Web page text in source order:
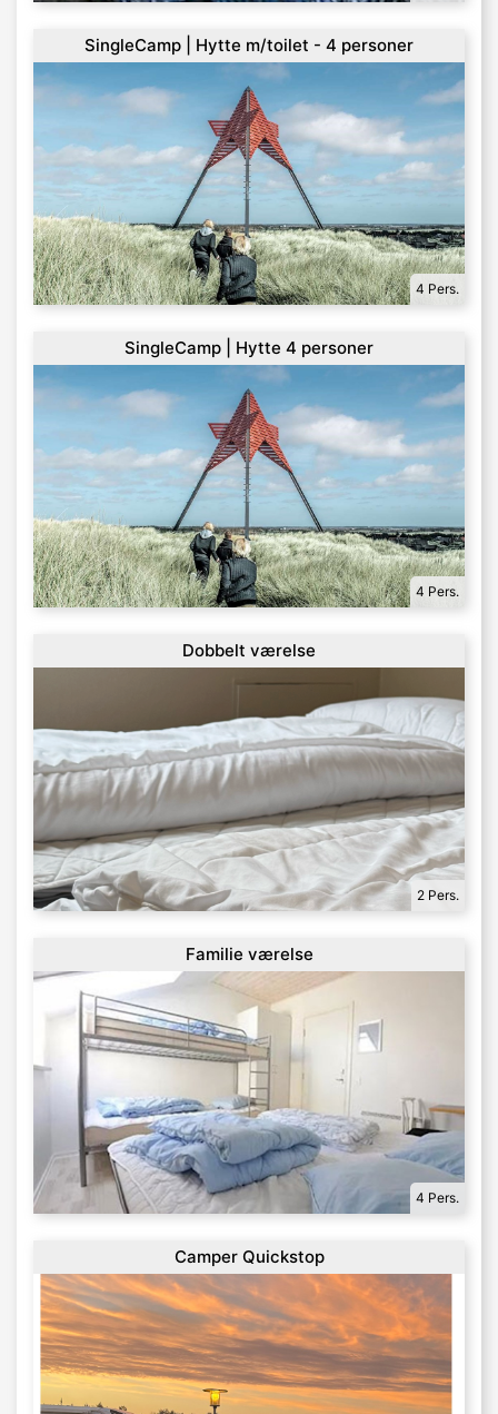
SingleCamp | Hytte m/toilet - 4 personer
4 Pers.
SingleCamp | Hytte 4 personer
4 Pers.
Dobbelt værelse
2 Pers.
Familie værelse
4 Pers.
Camper Quickstop